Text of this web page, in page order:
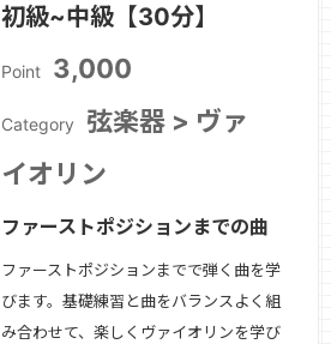
初級~中級【30分】
Point 3,000
Category
弦楽器 > ヴァ
イオリン
ファーストポジションまでの曲
ファーストポジションまでで弾く曲を学
びます。基礎練習と曲をバランスよく組
み合わせて、楽しくヴァイオリンを学び